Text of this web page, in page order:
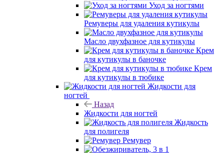
Уход за ногтями
Ремуверы для удаления кутикулы
Масло двухфазное для кутикулы
Крем
для кутикулы в баночке
Крем
для кутикулы в тюбике
Жидкости для
ногтей
Назад
Жидкости для ногтей
Жидкость
для полигеля
Ремувер